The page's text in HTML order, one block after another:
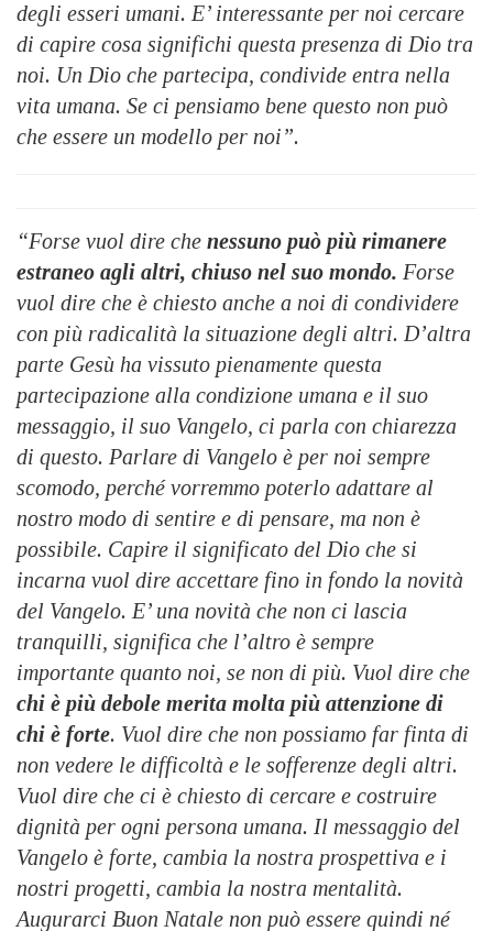
degli esseri umani. E’ interessante per noi cercare
di capire cosa significhi questa presenza di Dio tra
noi. Un Dio che partecipa, condivide entra nella
vita umana. Se ci pensiamo bene questo non può
che essere un modello per noi”.
“Forse vuol dire che nessuno può più rimanere
estraneo agli altri, chiuso nel suo mondo. Forse
vuol dire che è chiesto anche a noi di condividere
con più radicalità la situazione degli altri. D’altra
parte Gesù ha vissuto pienamente questa
partecipazione alla condizione umana e il suo
messaggio, il suo Vangelo, ci parla con chiarezza
di questo. Parlare di Vangelo è per noi sempre
scomodo, perché vorremmo poterlo adattare al
nostro modo di sentire e di pensare, ma non è
possibile. Capire il significato del Dio che si
incarna vuol dire accettare fino in fondo la novità
del Vangelo. E’ una novità che non ci lascia
tranquilli, significa che l’altro è sempre
importante quanto noi, se non di più. Vuol dire che
chi è più debole merita molta più attenzione di
chi è forte. Vuol dire che non possiamo far finta di
non vedere le difficoltà e le sofferenze degli altri.
Vuol dire che ci è chiesto di cercare e costruire
dignità per ogni persona umana. Il messaggio del
Vangelo è forte, cambia la nostra prospettiva e i
nostri progetti, cambia la nostra mentalità.
Augurarci Buon Natale non può essere quindi né